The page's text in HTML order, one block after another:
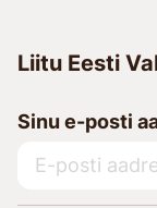
Liitu Eesti
Sinu e-posti